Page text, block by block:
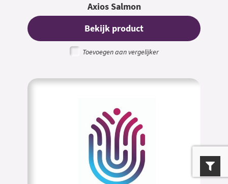
Open
Axios Salmon
Bekijk product
Toevoegen aan vergelijker